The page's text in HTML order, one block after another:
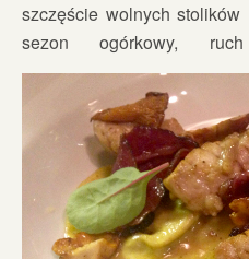
szczęście wolnych
sezon ogórkowy,